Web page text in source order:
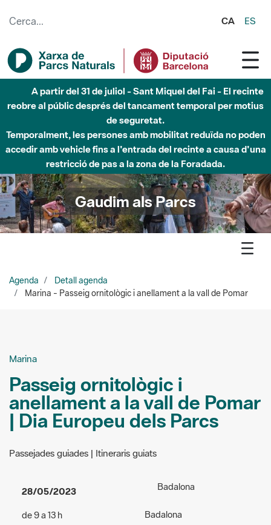
CA ES
Fins al desembre de 2026 - Parc Fluvial Besòs -
Afectacions a la llera del Parc Fluvial del Besòs degut a
obres de construcció d'una passera sobre el riu
Gaudim als Parcs
Agenda
Detall agenda
Marina - Passeig ornitològic i anellament a la vall de Pomar
anellament a la vall de Pomar
| Dia Europeu dels Parcs
Passejades guiades | Itineraris guiats
28/05/2023
Accés:gratuït
Públic a qui va dirigida
en fer la reserva